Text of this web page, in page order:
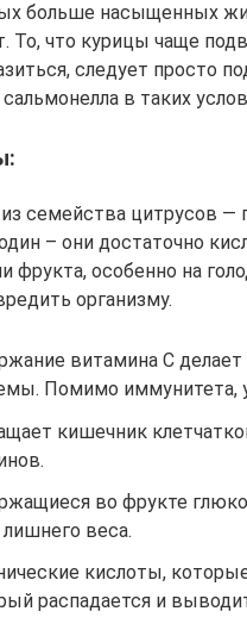
больше насыщенных
То, что курицы чаще
следует просто
в таких
семейства цитрусов —
– они достаточно
фрукта, особенно на
организму.
витамина С
Помимо иммунитета,
кишечник
во фрукте
веса.
кислоты,
распадается и